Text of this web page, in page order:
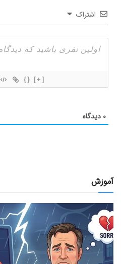
اشتراک
{} [+]
۰ دیدگاه
آموزش